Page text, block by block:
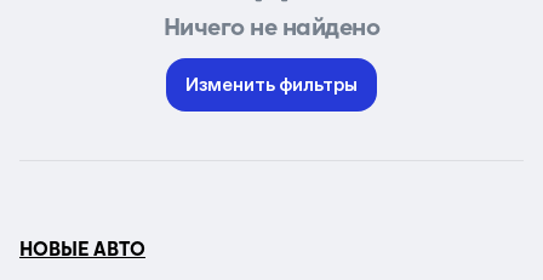
Ничего не найдено
Изменить фильтры
НОВЫЕ АВТО